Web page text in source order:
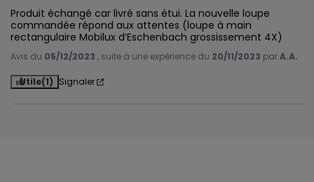
Produit échangé car livré sans étui. La nouvelle loupe
commandée répond aux attentes (loupe à main
rectangulaire Mobilux d’Eschenbach grossissement 4X)
Avis du 05/12/2023 , suite à une expérience du 20/11/2023 parA.A.
Utile(1) Signaler